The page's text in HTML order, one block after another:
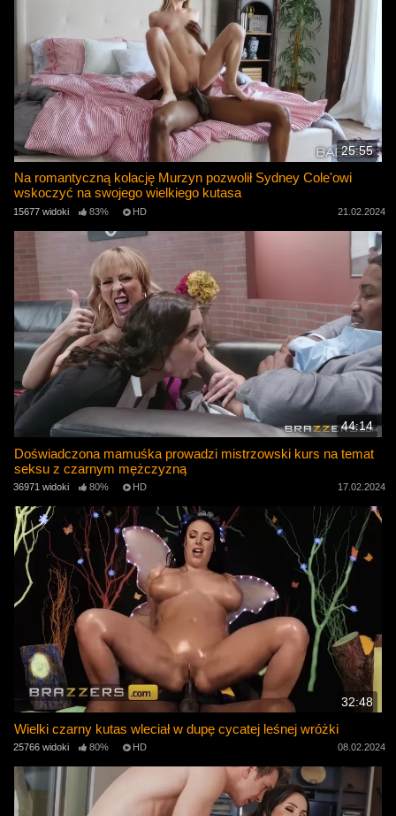
25:55
Na romantyczną kolację Murzyn pozwolił Sydney Cole'owi
wskoczyć na swojego wielkiego kutasa
15677 widoki 83% HD 21.02.2024
44:14
Doświadczona mamuśka prowadzi mistrzowski kurs na temat
seksu z czarnym mężczyzną
36971 widoki 80% HD 17.02.2024
32:48
Wielki czarny kutas wleciał w dupę cycatej leśnej wróżki
25766 widoki 80% HD 08.02.2024